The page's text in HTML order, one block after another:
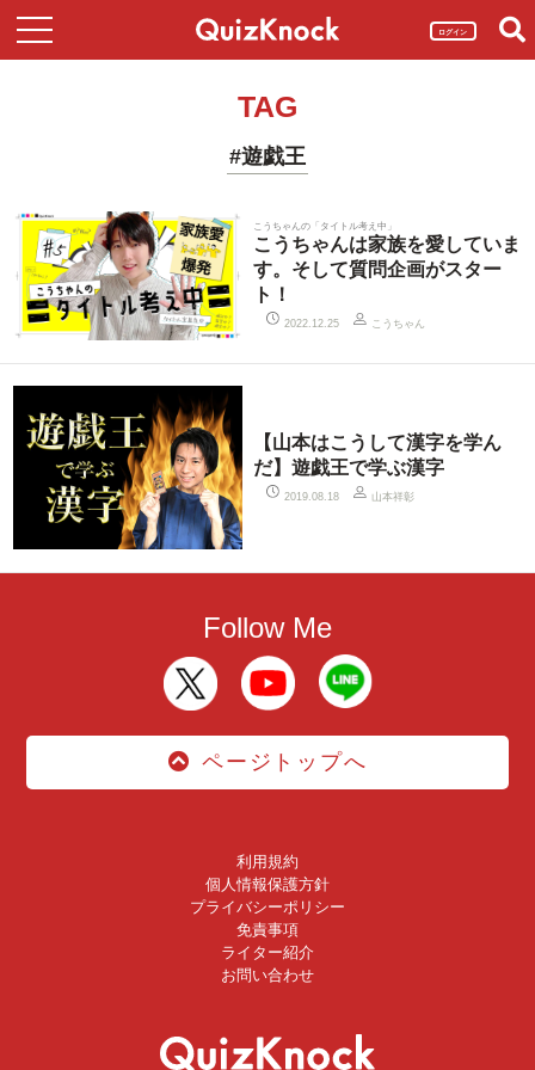
ログイン
TAG
#遊戯王
こうちゃんの「タイトル考え中」
こうちゃんは家族を愛していま
す。そして質問企画がスター
ト！
2022.12.25 こうちゃん
【山本はこうして漢字を学ん
だ】遊戯王で学ぶ漢字
2019.08.18 山本祥彰
Follow Me
ページトップへ
利用規約
個人情報保護方針
プライバシーポリシー
免責事項
ライター紹介
お問い合わせ